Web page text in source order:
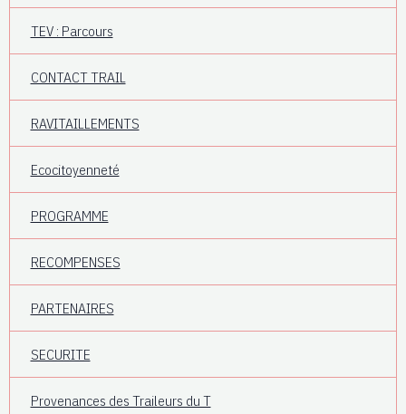
TEV : Parcours
CONTACT TRAIL
RAVITAILLEMENTS
Ecocitoyenneté
PROGRAMME
RECOMPENSES
PARTENAIRES
SECURITE
Provenances des Traileurs du T